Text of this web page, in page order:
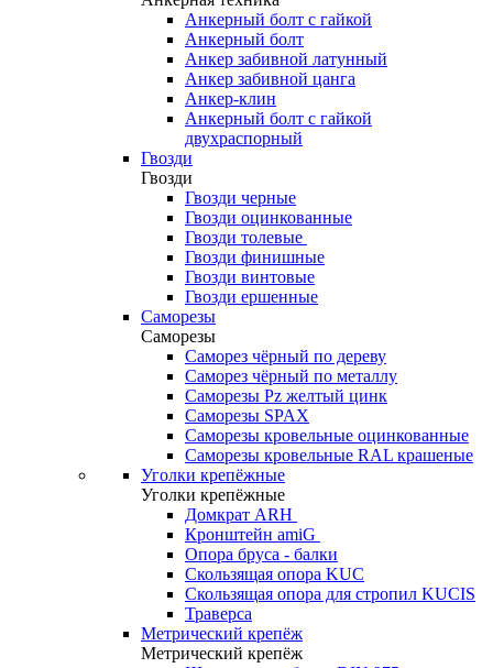
Анкерный болт с гайкой
Анкерный болт
Анкер забивной латунный
Анкер забивной цанга
Анкер-клин
Анкерный болт с гайкой
двухраспорный
Гвозди
Гвозди
Гвозди черные
Гвозди оцинкованные
Гвозди толевые
Гвозди финишные
Гвозди винтовые
Гвозди ершенные
Саморезы
Саморезы
Саморез чёрный по дереву
Саморез чёрный по металлу
Саморезы Pz желтый цинк
Саморезы SPAX
Саморезы кровельные оцинкованные
Саморезы кровельные RAL крашеные
Уголки крепёжные
Уголки крепёжные
Домкрат ARH
Кронштейн amiG
Опора бруса - балки
Скользящая опора KUC
Скользящая опора для стропил KUCIS
Траверса
Метрический крепёж
Метрический крепёж